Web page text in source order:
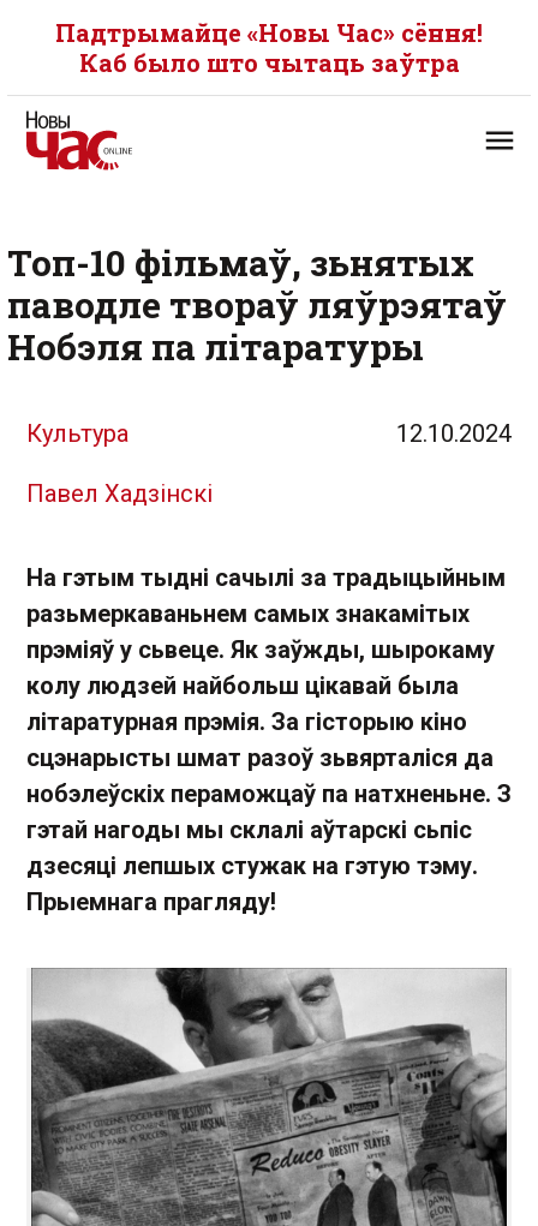
Падтрымайце «Новы Час» сёння!
Каб было што чытаць заўтра
Топ-10 фільмаў, зьнятых
паводле твораў ляўрэятаў
Нобэля па літаратуры
Культура 12.10.2024
Павел Хадзінскі
На гэтым тыдні сачылі за традыцыйным
разьмеркаваньнем самых знакамітых
прэміяў у сьвеце. Як заўжды, шырокаму
колу людзей найбольш цікавай была
літаратурная прэмія. За гісторыю кіно
сцэнарысты шмат разоў зьвярталіся да
нобэлеўскіх пераможцаў па натхненьне. З
гэтай нагоды мы склалі аўтарскі сьпіс
дзесяці лепшых стужак на гэтую тэму.
Прыемнага прагляду!